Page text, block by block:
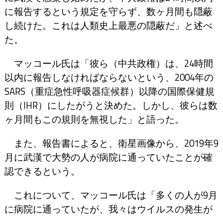
に報告するという規定を守らず、数ヶ月間も隠蔽
し続けた。これは人類史上最悪の隠蔽だ」と述べ
た。
マッコール氏は「彼ら（中共政権）は、24時間
以内に報告しなければならないという、2004年の
SARS（重症急性呼吸器症候群）以降の国際保健規
則（IHR）にしたがうと決めた。しかし、彼らは数
ヶ月間もこの規則を無視した」と語った。
また、報告書によると、衛星画像から、2019年9
月に武漢で大勢の人が病院に通っていたことが確
認できるという。
これについて、マッコール氏は「多くの人が9月
に病院に通っていたが、我々はウイルスの発生が